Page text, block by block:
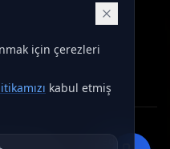
crafted by
için çerezleri
kabul etmiş